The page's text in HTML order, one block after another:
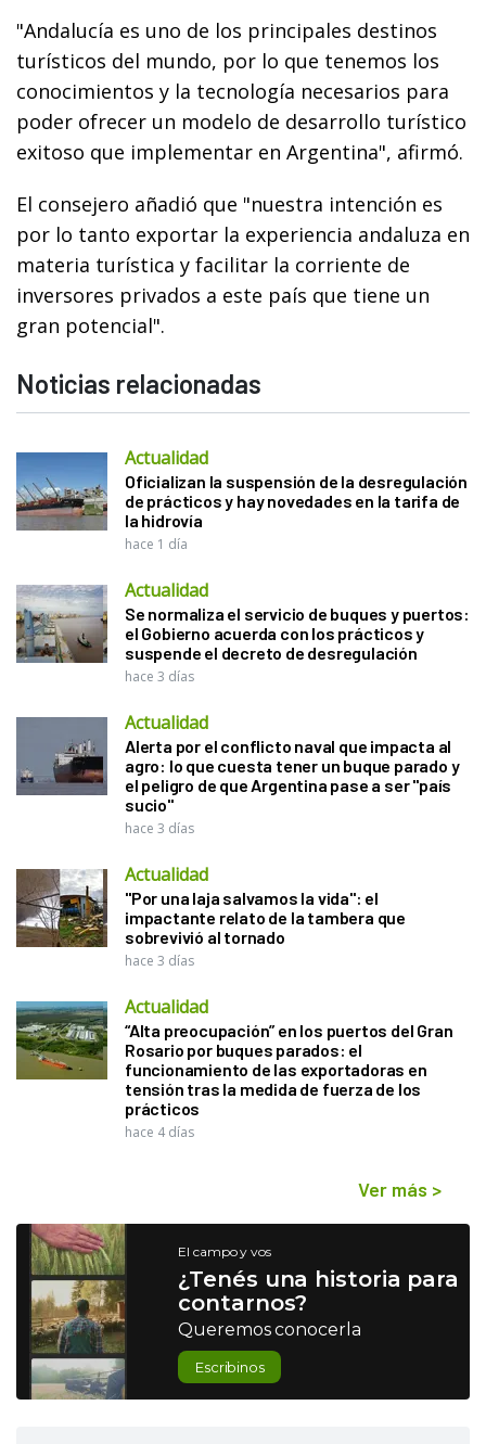
"Andalucía es uno de los principales destinos
turísticos del mundo, por lo que tenemos los
conocimientos y la tecnología necesarios para
poder ofrecer un modelo de desarrollo turístico
exitoso que implementar en Argentina", afirmó.
El consejero añadió que "nuestra intención es
por lo tanto exportar la experiencia andaluza en
materia turística y facilitar la corriente de
inversores privados a este país que tiene un
gran potencial".
Noticias relacionadas
Actualidad
Oficializan la suspensión de la desregulación
de prácticos y hay novedades en la tarifa de
la hidrovía
hace 1 día
Actualidad
Se normaliza el servicio de buques y puertos:
el Gobierno acuerda con los prácticos y
suspende el decreto de desregulación
hace 3 días
Actualidad
Alerta por el conflicto naval que impacta al
agro: lo que cuesta tener un buque parado y
el peligro de que Argentina pase a ser "país
sucio"
hace 3 días
Actualidad
"Por una laja salvamos la vida": el
impactante relato de la tambera que
sobrevivió al tornado
hace 3 días
Actualidad
“Alta preocupación” en los puertos del Gran
Rosario por buques parados: el
funcionamiento de las exportadoras en
tensión tras la medida de fuerza de los
prácticos
hace 4 días
Ver más >
El campo y vos
¿Tenés una historia para
contarnos?
Queremos conocerla
Escribinos